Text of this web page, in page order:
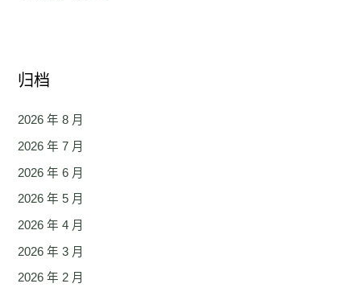
归档
2026 年 8 月
2026 年 7 月
2026 年 6 月
2026 年 5 月
2026 年 4 月
2026 年 3 月
2026 年 2 月